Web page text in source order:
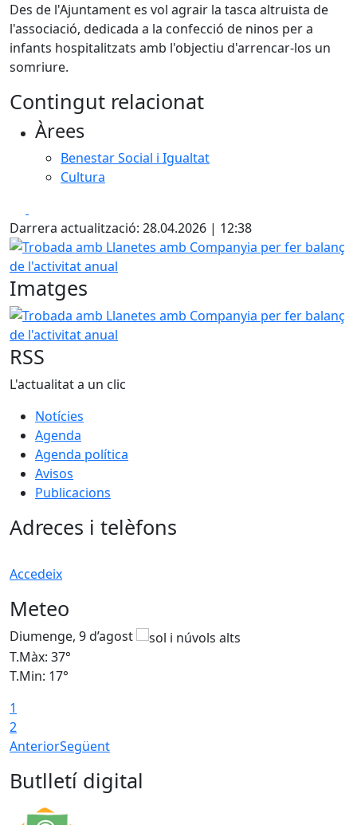
Des de l'Ajuntament es vol agrair la tasca altruista de
l'associació, dedicada a la confecció de ninos per a
infants hospitalitzats amb l'objectiu d'arrencar-los un
somriure.
Contingut relacionat
Àrees
Benestar Social i Igualtat
Cultura
Darrera actualització: 28.04.2026 | 12:38
Trobada amb Llanetes amb Companyia per fer balanç de
Imatges
Trobada amb Llanetes amb Companyia per fer balanç de
RSS
L'actualitat a un clic
Notícies
Agenda
Agenda política
Avisos
Publicacions
Adreces i telèfons
Accedeix
Meteo
Diumenge, 9 d’agost
T.Màx: 37°
T.Min: 17°
1
2
AnteriorSegüent
Butlletí digital